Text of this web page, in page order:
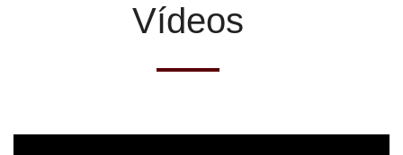
Vídeos